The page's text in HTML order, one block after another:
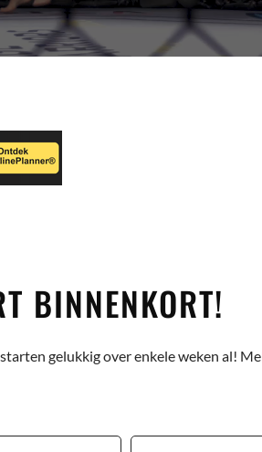
BINNENKORT!
gelukkig over enkele weken al!